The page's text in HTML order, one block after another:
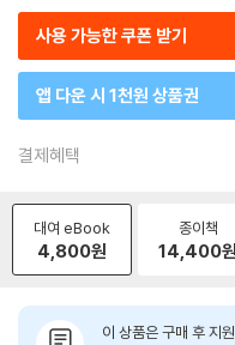
사용 가능한 쿠폰 받기
앱 다운 시 1천원 상품권
결제혜택
대여 eBook
4,800원
종이책
14,400원
이 상품은 구매 후 지